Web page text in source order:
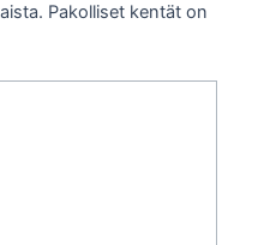
Pakolliset kentät on